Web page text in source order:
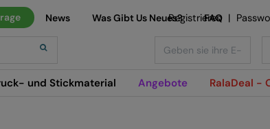
und Stickmaterial Angebote RalaDeal -
News Was Gibt Us Neues? FAQ
Registrieren |